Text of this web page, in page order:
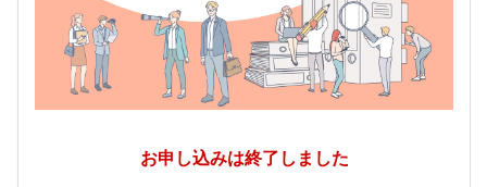
セミナー
パートナー募集
製品紹介デモ
お申し込みは終了しました